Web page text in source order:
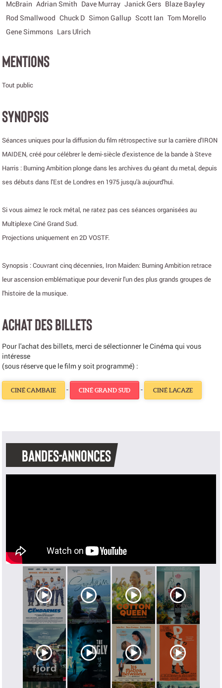
McBrain Adrian Smith Dave Murray Janick Gers Blaze Bayley
Rod Smallwood Chuck D Simon Gallup Scott Ian Tom Morello
Gene Simmons Lars Ulrich
MENTIONS
Tout public
SYNOPSIS
Séances uniques pour la diffusion du film rétrospective sur la carrière d'IRON
MAIDEN, créé pour célébrer le demi-siècle d'existence de la bande à Steve
Harris : Burning Ambition plonge dans les archives du géant du metal, depuis
ses débuts dans l'Est de Londres en 1975 jusqu'à aujourd'hui.
Si vous aimez le rock métal, ne ratez pas ces séances organisées au
Multiplexe Ciné Grand Sud.
Projections uniquement en 2D VOSTF.
Synopsis : Couvrant cinq décennies, Iron Maiden: Burning Ambition retrace
leur ascension emblématique pour devenir l'un des plus grands groupes de
l'histoire de la musique.
ACHAT DES BILLETS
Pour l'achat des billets, merci de sélectionner le Cinéma qui vous
intéresse
(sous réserve que le film y soit programmé) :
CINÉ CAMBAIE - CINÉ GRAND SUD - CINÉ LACAZE
BANDES-ANNONCES